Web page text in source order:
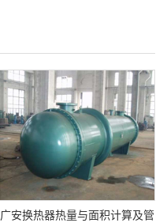
广安换热器热量与面积计算及管